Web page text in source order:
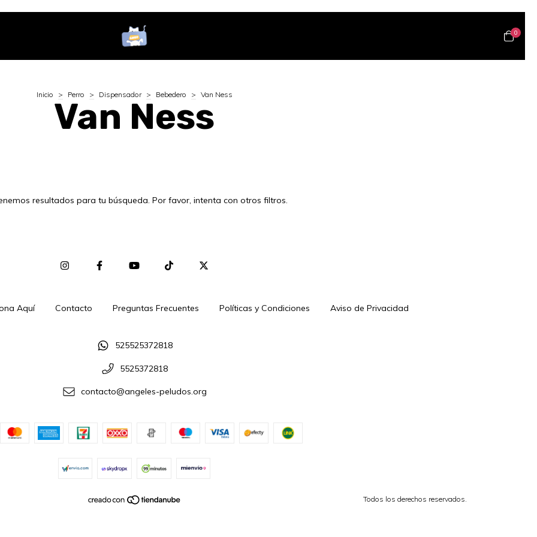
0
Inicio > Perro > Dispensador > Bebedero > Van Ness
Van Ness
resultados para tu búsqueda. Por favor, intenta con otros filtros.
Aquí Contacto Preguntas Frecuentes Políticas y Condiciones Aviso de Privacidad
525525372818
5525372818
contacto@angeles-peludos.org
Todos los derechos reservados.